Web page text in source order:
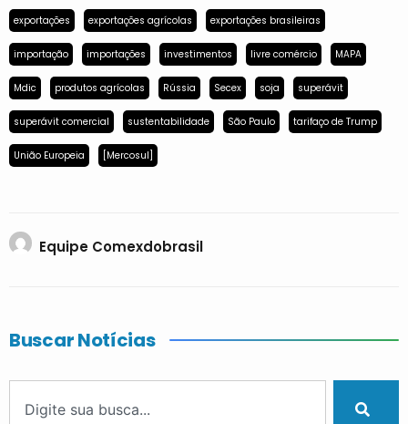
exportações exportações agrícolas exportações brasileiras
importação importações investimentos livre comércio MAPA
Mdic produtos agrícolas Rússia Secex soja superávit
superávit comercial sustentabilidade São Paulo tarifaço de Trump
União Europeia [Mercosul]
Equipe Comexdobrasil
Buscar Notícias